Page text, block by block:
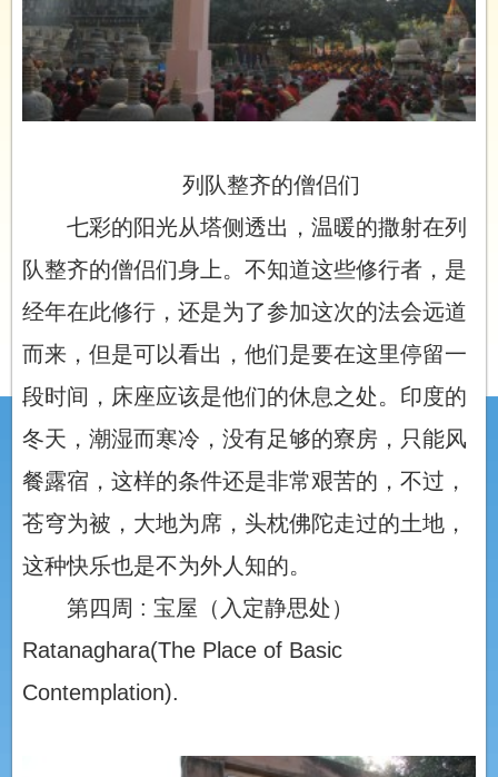
列队整齐的僧侣们
七彩的阳光从塔侧透出，温暖的撒射在列
队整齐的僧侣们身上。不知道这些修行者，是
经年在此修行，还是为了参加这次的法会远道
而来，但是可以看出，他们是要在这里停留一
段时间，床座应该是他们的休息之处。印度的
冬天，潮湿而寒冷，没有足够的寮房，只能风
餐露宿，这样的条件还是非常艰苦的，不过，
苍穹为被，大地为席，头枕佛陀走过的土地，
这种快乐也是不为外人知的。
第四周 : 宝屋（入定静思处）
Ratanaghara(The Place of Basic
Contemplation).